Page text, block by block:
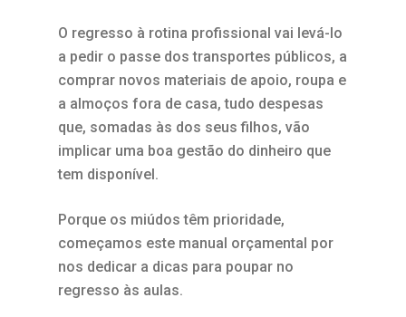
O regresso à rotina profissional vai levá-lo
a pedir o passe dos transportes públicos, a
comprar novos materiais de apoio, roupa e
a almoços fora de casa, tudo despesas
que, somadas às dos seus filhos, vão
implicar uma boa gestão do dinheiro que
tem disponível.
Porque os miúdos têm prioridade,
começamos este manual orçamental por
nos dedicar a dicas para poupar no
regresso às aulas.